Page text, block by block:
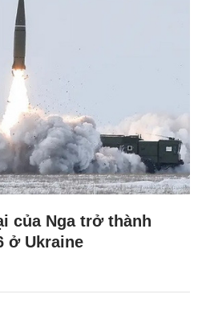
của Nga trở thành
ở Ukraine